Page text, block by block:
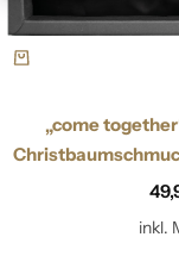
„come
inkl.